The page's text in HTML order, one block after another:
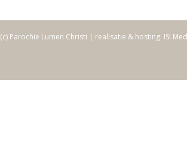
(c) Parochie Lumen Christi | realisatie & hosting: ISI